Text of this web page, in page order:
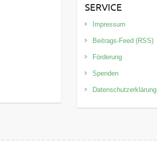
SERVICE
Impressum
Beitrags-Feed (RSS)
Förderung
Spenden
Datenschutzerklärung